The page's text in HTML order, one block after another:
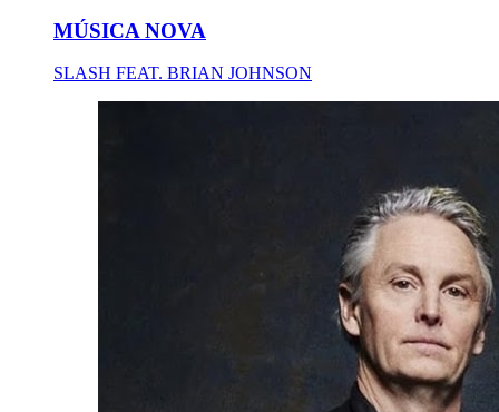
MÚSICA NOVA
SLASH FEAT. BRIAN JOHNSON